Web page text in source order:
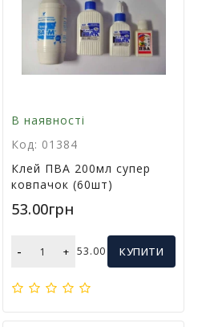
В наявності
Код: 01384
Клей ПВА 200мл супер
ковпачок (60шт)
53.00грн
- + 53.00 КУПИТИ